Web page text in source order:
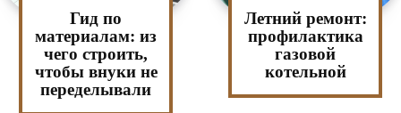
Гид по
материалам: из
чего строить,
чтобы внуки не
переделывали
Летний ремонт:
профилактика
газовой
котельной